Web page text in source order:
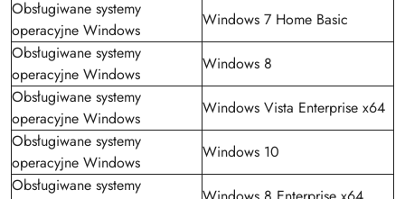
Obsługiwane systemy
operacyjne Windows
Windows 7 Home Basic
Obsługiwane systemy
operacyjne Windows
Windows 8
Obsługiwane systemy
operacyjne Windows
Windows Vista Enterprise x64
Obsługiwane systemy
operacyjne Windows
Windows 10
Obsługiwane systemy